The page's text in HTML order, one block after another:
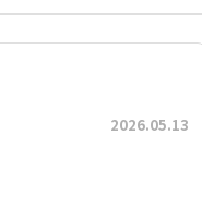
2026.05.13